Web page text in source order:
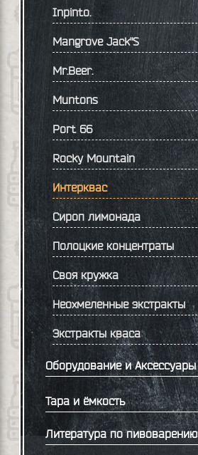
Inpinto.
Mangrove Jack"S
Mr.Beer.
Muntons
Port 66
Rocky Mountain
Интерквас
Сироп лимонада
Полоцкие концентраты
Своя кружка
Неохмеленные экстракты
Экстракты кваса
Оборудование и Аксессуары
Тара и ёмкость
Литература по пивоварению